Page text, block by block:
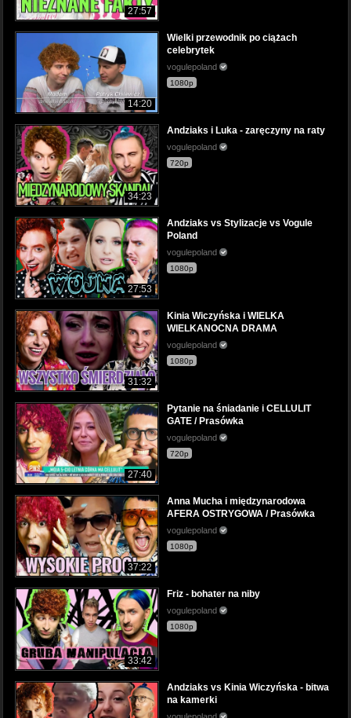
27:57
14:20
Wielki przewodnik po ciążach
celebrytek
vogulepoland
1080p
34:23
Andziaks i Luka - zaręczyny na raty
vogulepoland
720p
27:53
Andziaks vs Stylizacje vs Vogule
Poland
vogulepoland
1080p
31:32
Kinia Wiczyńska i WIELKA
WIELKANOCNA DRAMA
vogulepoland
1080p
27:40
Pytanie na śniadanie i CELLULIT
GATE / Prasówka
vogulepoland
720p
37:22
Anna Mucha i międzynarodowa
AFERA OSTRYGOWA / Prasówka
vogulepoland
1080p
33:42
Friz - bohater na niby
vogulepoland
1080p
Andziaks vs Kinia Wiczyńska - bitwa
na kamerki
vogulepoland